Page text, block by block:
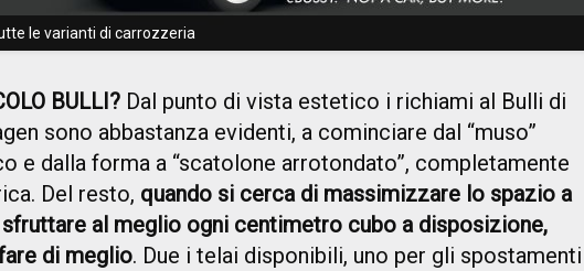
le varianti di carrozzeria
BULLI? Dal punto di vista estetico i richiami al Bulli di
sono abbastanza evidenti, a cominciare dal “muso”
e dalla forma a “scatolone arrotondato”, completamente
Del resto, quando si cerca di massimizzare lo spazio a
al meglio ogni centimetro cubo a disposizione,
di meglio. Due i telai disponibili, uno per gli spostamenti